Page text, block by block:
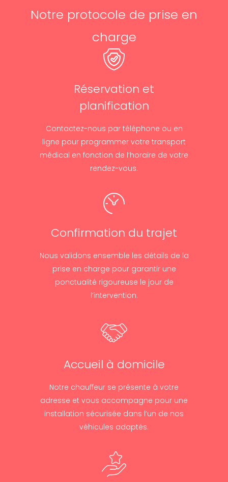
Notre protocole de prise en
charge
Réservation et
planification
Contactez-nous par téléphone ou en
ligne pour programmer votre transport
médical en fonction de l’horaire de votre
rendez-vous.
Confirmation du trajet
Nous validons ensemble les détails de la
prise en charge pour garantir une
ponctualité rigoureuse le jour de
l’intervention.
Accueil à domicile
Notre chauffeur se présente à votre
adresse et vous accompagne pour une
installation sécurisée dans l’un de nos
véhicules adaptés.